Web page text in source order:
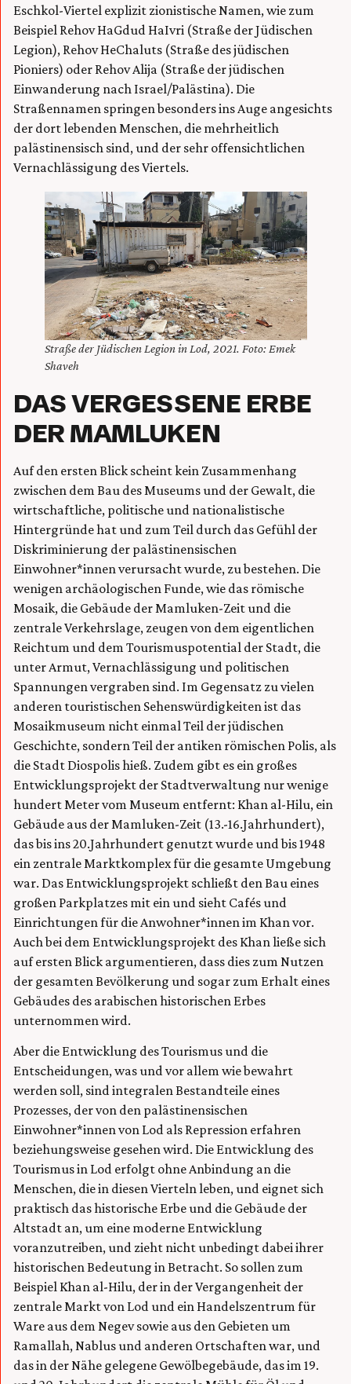
Eschkol-Viertel explizit zionistische Namen, wie zum
Beispiel Rehov HaGdud HaIvri (Straße der Jüdischen
Legion), Rehov HeChaluts (Straße des jüdischen
Pioniers) oder Rehov Alija (Straße der jüdischen
Einwanderung nach Israel/Palästina). Die
Straßennamen springen besonders ins Auge angesichts
der dort lebenden Menschen, die mehrheitlich
palästinensisch sind, und der sehr offensichtlichen
Vernachlässigung des Viertels.
Straße der Jüdischen Legion in Lod, 2021. Foto: Emek
Shaveh
DAS VERGESSENE ERBE
DER MAMLUKEN
Auf den ersten Blick scheint kein Zusammenhang
zwischen dem Bau des Museums und der Gewalt, die
wirtschaftliche, politische und nationalistische
Hintergründe hat und zum Teil durch das Gefühl der
Diskriminierung der palästinensischen
Einwohner*innen verursacht wurde, zu bestehen. Die
wenigen archäologischen Funde, wie das römische
Mosaik, die Gebäude der Mamluken-Zeit und die
zentrale Verkehrslage, zeugen von dem eigentlichen
Reichtum und dem Tourismuspotential der Stadt, die
unter Armut, Vernachlässigung und politischen
Spannungen vergraben sind. Im Gegensatz zu vielen
anderen touristischen Sehenswürdigkeiten ist das
Mosaikmuseum nicht einmal Teil der jüdischen
Geschichte, sondern Teil der antiken römischen Polis, als
die Stadt Diospolis hieß. Zudem gibt es ein großes
Entwicklungsprojekt der Stadtverwaltung nur wenige
hundert Meter vom Museum entfernt: Khan al-Hilu, ein
Gebäude aus der Mamluken-Zeit (13.-16.Jahrhundert),
das bis ins 20.Jahrhundert genutzt wurde und bis 1948
ein zentrale Marktkomplex für die gesamte Umgebung
war. Das Entwicklungsprojekt schließt den Bau eines
großen Parkplatzes mit ein und sieht Cafés und
Einrichtungen für die Anwohner*innen im Khan vor.
Auch bei dem Entwicklungsprojekt des Khan ließe sich
auf ersten Blick argumentieren, dass dies zum Nutzen
der gesamten Bevölkerung und sogar zum Erhalt eines
Gebäudes des arabischen historischen Erbes
unternommen wird.
Aber die Entwicklung des Tourismus und die
Entscheidungen, was und vor allem wie bewahrt
werden soll, sind integralen Bestandteile eines
Prozesses, der von den palästinensischen
Einwohner*innen von Lod als Repression erfahren
beziehungsweise gesehen wird. Die Entwicklung des
Tourismus in Lod erfolgt ohne Anbindung an die
Menschen, die in diesen Vierteln leben, und eignet sich
praktisch das historische Erbe und die Gebäude der
Altstadt an, um eine moderne Entwicklung
voranzutreiben, und zieht nicht unbedingt dabei ihrer
historischen Bedeutung in Betracht. So sollen zum
Beispiel Khan al-Hilu, der in der Vergangenheit der
zentrale Markt von Lod und ein Handelszentrum für
Ware aus dem Negev sowie aus den Gebieten um
Ramallah, Nablus und anderen Ortschaften war, und
das in der Nähe gelegene Gewölbegebäude, das im 19.